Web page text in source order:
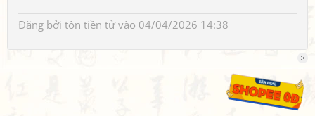
Đăng bởi tôn tiền tửvào 04/04/2026 14:38